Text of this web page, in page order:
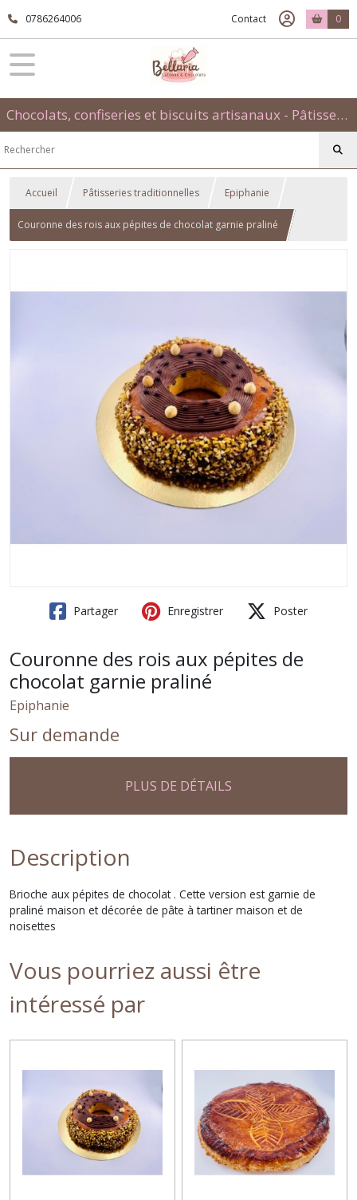
0786264006 Contact 0
Chocolats, confiseries et biscuits artisanaux - Pâtisseries évènementielles et traditionnelles
Accueil Pâtisseries traditionnelles Epiphanie
Couronne des rois aux pépites de chocolat garnie praliné
Partager Enregistrer Poster
Couronne des rois aux pépites de
chocolat garnie praliné
Epiphanie
Sur demande
PLUS DE DÉTAILS
Description
Brioche aux pépites de chocolat . Cette version est garnie de
praliné maison et décorée de pâte à tartiner maison et de
noisettes
Vous pourriez aussi être
intéressé par